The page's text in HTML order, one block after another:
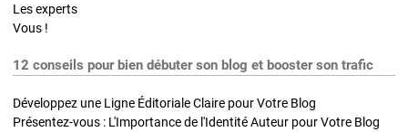
Les experts
Vous !
12 conseils pour bien débuter son blog et booster son trafic
Développez une Ligne Éditoriale Claire pour Votre Blog
Présentez-vous : L'Importance de l'Identité Auteur pour Votre Blog